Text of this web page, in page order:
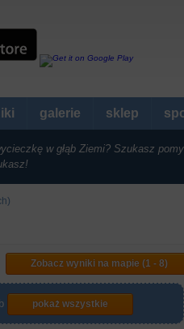
galerie sklep
w głąb Ziemi? Szukasz
Zobacz wyniki na mapie (1 - 8)
pokaż wszystkie